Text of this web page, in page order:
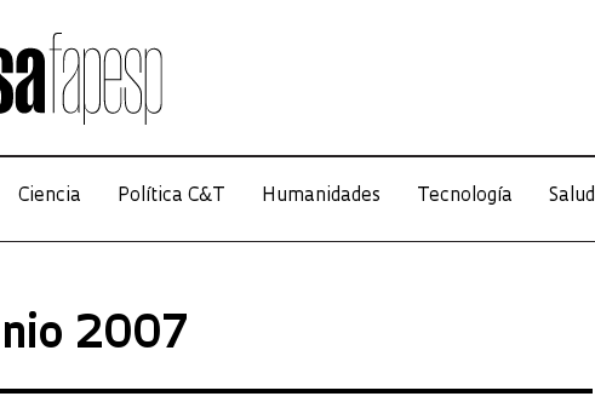
Ciencia Política C&T Humanidades Tecnología Salud
2007